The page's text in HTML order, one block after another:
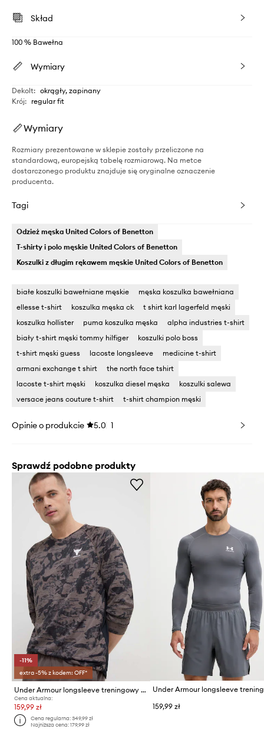
Skład
100 % Bawełna
Wymiary
Dekolt: okrągły, zapinany
Krój: regular fit
Wymiary
Rozmiary prezentowane w sklepie zostały przeliczone na
standardową, europejską tabelę rozmiarową. Na metce
dostarczonego produktu znajduje się oryginalne oznaczenie
producenta.
Tagi
Odzież męska United Colors of Benetton
T-shirty i polo męskie United Colors of Benetton
Koszulki z długim rękawem męskie United Colors of Benetton
białe koszulki bawełniane męskie
męska koszulka bawełniana
ellesse t-shirt
koszulka męska ck
t shirt karl lagerfeld męski
koszulka hollister
puma koszulka męska
alpha industries t-shirt
biały t-shirt męski tommy hilfiger
koszulki polo boss
t-shirt męski guess
lacoste longsleeve
medicine t-shirt
armani exchange t shirt
the north face tshirt
lacoste t-shirt męski
koszulka diesel męska
koszulki salewa
versace jeans couture t-shirt
t-shirt champion męski
Opinie o produkcie 5.0 1
Sprawdź podobne produkty
-11%
extra -5% z kodem: OFF*
Under Armour longsleeve treningowy Project Rock
Cena aktualna:
159,99 zł
Cena regularna:349,99 zł
Najniższa cena:179,99 zł
Under Armour longsleeve
159,99 zł